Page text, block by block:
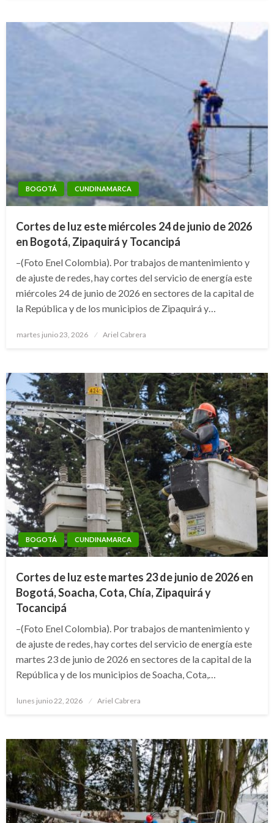
BOGOTÁ CUNDINAMARCA
Cortes de luz este miércoles 24 de junio de 2026
en Bogotá, Zipaquirá y Tocancipá
–(Foto Enel Colombia). Por trabajos de mantenimiento y
de ajuste de redes, hay cortes del servicio de energía este
miércoles 24 de junio de 2026 en sectores de la capital de
la República y de los municipios de Zipaquirá y…
Publicado
martes junio 23, 2026 Ariel Cabrera
BOGOTÁ CUNDINAMARCA
Cortes de luz este martes 23 de junio de 2026 en
Bogotá, Soacha, Cota, Chía, Zipaquirá y
Tocancipá
–(Foto Enel Colombia). Por trabajos de mantenimiento y
de ajuste de redes, hay cortes del servicio de energía este
martes 23 de junio de 2026 en sectores de la capital de la
República y de los municipios de Soacha, Cota,…
Publicado
lunes junio 22, 2026 Ariel Cabrera